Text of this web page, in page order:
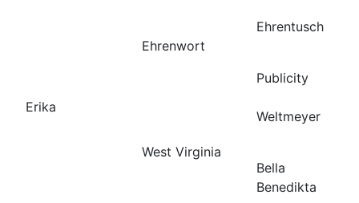
Erika
Ehrenwort
Ehrentusch
Publicity
West Virginia
Weltmeyer
Bella
Benedikta